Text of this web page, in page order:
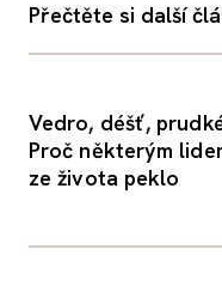
Přečtěte si další
Vedro, déšť,
Proč některým
ze života peklo